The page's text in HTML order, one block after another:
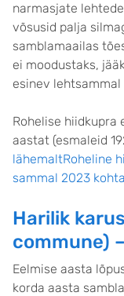
narmasjate
võsusid palja
samblamaailas
ei moodustaks,
esinev
Rohelise hiidkupra
aastat (esmaleid
lähemaltRoheline
sammal 2023 kohta
Harilik
commune)
Eelmise aasta
korda aasta